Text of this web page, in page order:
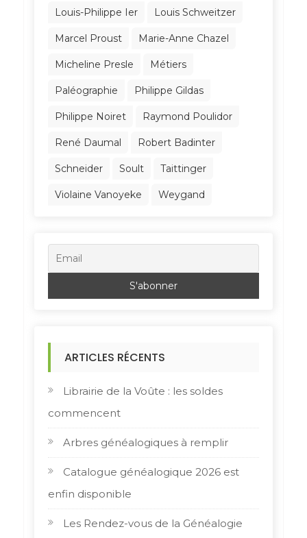
Louis-Philippe Ier Louis Schweitzer
Marcel Proust Marie-Anne Chazel
Micheline Presle Métiers
Paléographie Philippe Gildas
Philippe Noiret Raymond Poulidor
René Daumal Robert Badinter
Schneider Soult Taittinger
Violaine Vanoyeke Weygand
ARTICLES RÉCENTS
Librairie de la Voûte : les soldes
commencent
Arbres généalogiques à remplir
Catalogue généalogique 2026 est
enfin disponible
Les Rendez-vous de la Généalogie